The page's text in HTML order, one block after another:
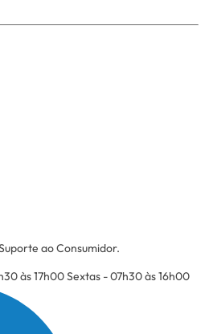
ao Consumidor.
às 17h00Sextas - 07h30 às 16h00